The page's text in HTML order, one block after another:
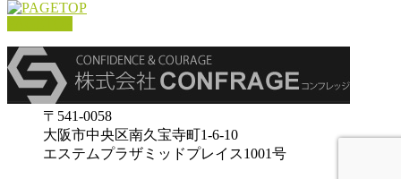
〒541-0058
大阪市中央区南久宝寺町1-6-10
エステムプラザミッドプレイス1001号